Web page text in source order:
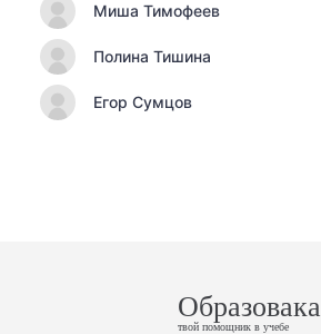
Миша Тимофеев
Полина Тишина
Егор Сумцов
Образовака
твой помощник в учебе